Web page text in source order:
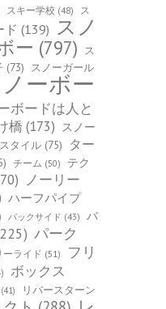
スキー学校 (48)
ス
ド (139) スノ
ー (797)
ス
(73)
スノーガール
ーボー
ボードは人と
橋 (173)
スノー
タイル (75)
ター
チーム (50)
テク
ノーリー
ハーフパイプ
バックサイド (43)
バ
パーク
ーライド (51)
フリ
ボックス
(41)
リバースターン